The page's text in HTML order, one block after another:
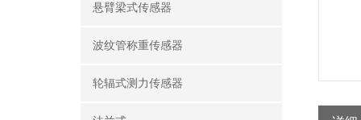
悬臂梁式传感器
波纹管称重传感器
轮辐式测力传感器